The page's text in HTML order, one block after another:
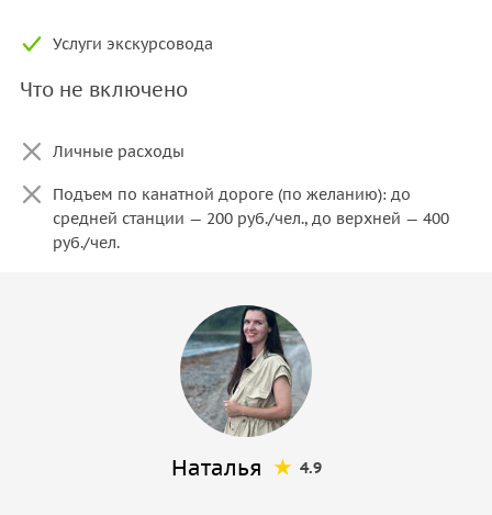
Услуги экскурсовода
Что не включено
Личные расходы
Подъем по канатной дороге (по желанию): до
средней станции — 200 руб./чел., до верхней — 400
руб./чел.
Наталья 4.9